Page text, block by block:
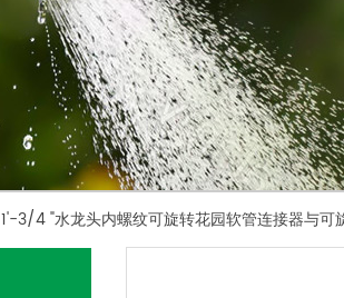
1'-3/4 "水龙头内螺纹可旋转花园软管连接器与可